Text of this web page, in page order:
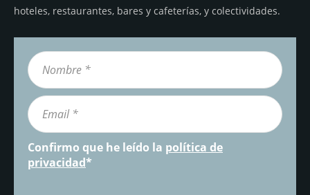
hoteles, restaurantes, bares y cafeterías, y colectividades.
Confirmo que he leído la política de
privacidad*